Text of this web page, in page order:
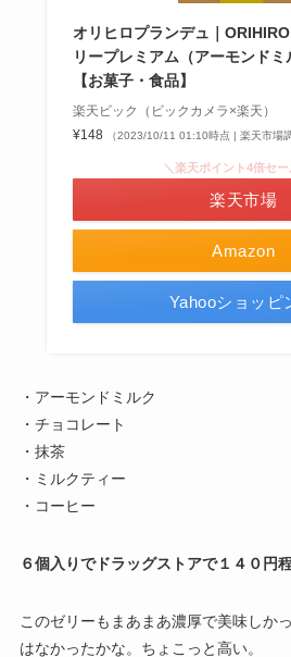
オリヒロプランデュ｜
リープレミアム（アーモンド
【お菓子・食品】
楽天ビック（ビックカメラ×楽天）
¥148
（2023/10/11 01:10時点 | 楽天市場調
Amazon
＼楽天ポイント4倍セー
楽天市場
Yahooショッピ
・アーモンドミルク
・チョコレート
・抹茶
・ミルクティー
・コーヒー
６個入りでドラッグストアで１４０円
このゼリーもまあまあ濃厚で美味しか
はなかったかな。ちょこっと高い。